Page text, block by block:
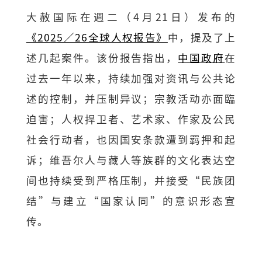
大赦国际在週二（4月21日）发布的
《2025／26全球人权报告》 中，提及了上
述几起案件。该份报告指出， 中国政府在
过去一年以来，持续加强对资讯与公共论
述的控制，并压制异议；宗教活动亦面臨
迫害；人权捍卫者、艺术家、作家及公民
社会行动者，也因国安条款遭到羁押和起
诉；维吾尔人与藏人等族群的文化表达空
间也持续受到严格压制，并接受“民族团
结”与建立“国家认同”的意识形态宣
传。